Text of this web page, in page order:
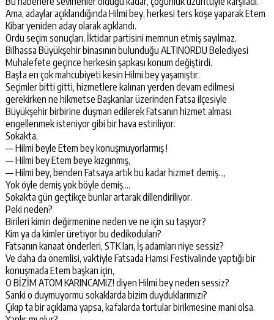
Ama, adaylar açıklandığında Hilmi bey, herkesi ters köşe yaparak Etem
Kibar yeniden aday olarak açıklandı.
Ordu seçim sonuçları, İktidar partisini memnun etmiş sayılmaz.
Bilhassa Büyükşehir binasının bulunduğu ALTINORDU Belediyesi
Muhalefete geçince herkesin şapkası konum değiştirdi.
Başta en çok mahcubiyeti kesin Hilmi bey yaşamıştır.
Seçimler bitti gitti, hizmetlere kalınan yerden devam edilmesi
gerekirken ne hikmetse Başkanlar üzerinden Fatsa ilçesiyle
Büyükşehir birbirine düşman edilerek Fatsanın hizmet alması
engellenmek isteniyor gibi bir hava estiriliyor.
Sokakta,
— Hilmi beyle Etem bey konuşmuyorlarmış !
— Hilmi bey Etem beye kızgınmış,
— Hilmi bey, benden Fatsaya artık bu kadar hizmet demiş..,,
Yok öyle demiş yok böyle demiş….
Sokakta gün geçtikçe bunlar artarak dillendiriliyor.
Peki neden?
Birileri kimin değirmenine neden ve ne için su taşıyor?
Kim ya da kimler üretiyor bu dedikoduları?
Fatsanın kanaat önderleri, STK ları, İş adamları niye sessiz?
Ve daha da önemlisi, vaktiyle Fatsada Hamsi Festivalinde yaptığı bir
konuşmada Etem başkan için,
O BİZİM ATOM KARINCAMIZ! diyen Hilmi bey neden sessiz?
Sanki o duymuyormu sokaklarda bizim duyduklarımızı?
Çıkıp ta bir açıklama yapsa, kafalarda tortular birikmesine mani olsa.